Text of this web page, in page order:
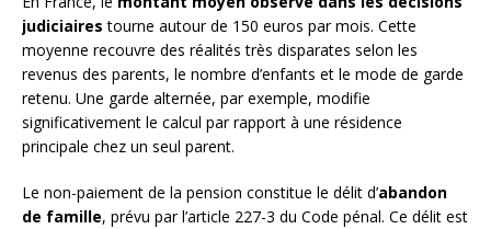
judiciaires tourne autour de 150 euros par mois. Cette
moyenne recouvre des réalités très disparates selon les
revenus des parents, le nombre d’enfants et le mode de garde
retenu. Une garde alternée, par exemple, modifie
significativement le calcul par rapport à une résidence
principale chez un seul parent.
Le non-paiement de la pension constitue le délit d’abandon
de famille, prévu par l’article 227-3 du Code pénal. Ce délit est